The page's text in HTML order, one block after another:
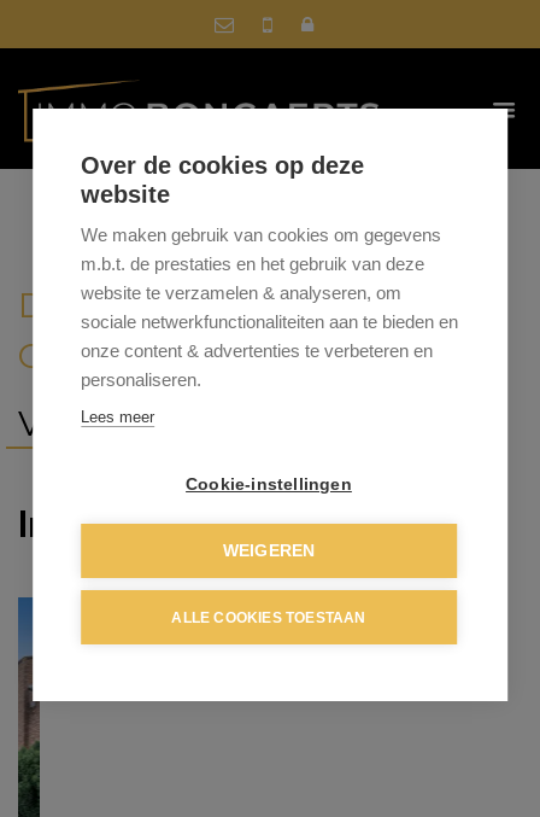
DAMPSTRAAT 25, 3670
OUDSBERGEN
VRAAGPRIJS: € 290.000
In optie
Over de cookies op deze
website
We maken gebruik van cookies om gegevens
m.b.t. de prestaties en het gebruik van deze
website te verzamelen & analyseren, om
sociale netwerkfunctionaliteiten aan te bieden en
onze content & advertenties te verbeteren en
personaliseren.
Lees meer
Cookie-instellingen
WEIGEREN
ALLE COOKIES TOESTAAN